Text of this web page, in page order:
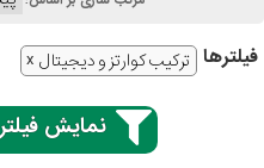
فیلتر‌ها ترکیب کوارتز و دیجیتال
نمایش
3